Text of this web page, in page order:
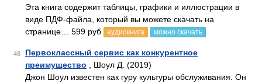
Эта книга содержит таблицы, графики и иллюстрации в
виде ПДФ-файла, который вы можете скачать на
странице… 599 руб
аудиокнига можно скачать
48
Первоклассный сервис как конкурентное
преимущество , Шоул Д. (2019)
Джон Шоул известен как гуру культуры обслуживания. Он